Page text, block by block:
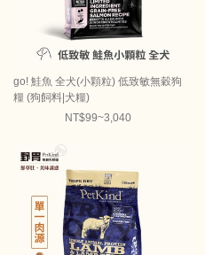
go! 鮭魚 全犬(小顆粒) 低致敏無穀狗
糧 (狗飼料|犬糧)
NT$99~3,040